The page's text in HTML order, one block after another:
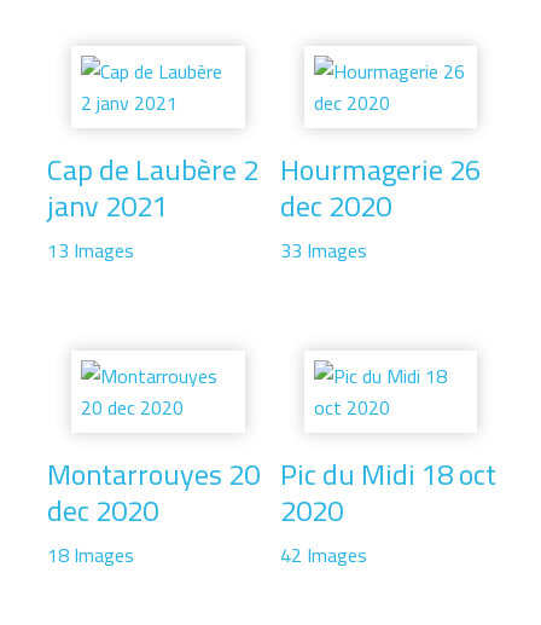
Cap de Laubère 2
janv 2021
13 Images
Hourmagerie 26
dec 2020
33 Images
Montarrouyes 20
dec 2020
18 Images
Pic du Midi 18 oct
2020
42 Images